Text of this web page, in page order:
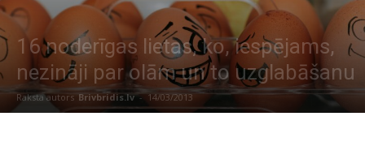
16 noderīgas lietas, ko, iespējams,
nezināji par olām un to uzglabāšanu
Raksta autors Brivbridis.lv - 14/03/2013